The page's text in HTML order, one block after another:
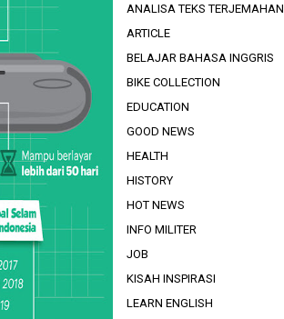
ANALISA TEKS TERJEMAHAN
ARTICLE
BELAJAR BAHASA INGGRIS
BIKE COLLECTION
EDUCATION
GOOD NEWS
HEALTH
HISTORY
HOT NEWS
INFO MILITER
JOB
KISAH INSPIRASI
LEARN ENGLISH